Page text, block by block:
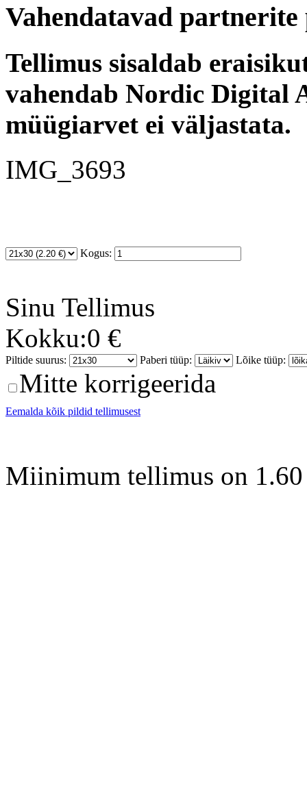
Vahendatavad
Tellimus sisaldab
vahendab Nordic Digital
müügiarvet ei väljastata.
IMG_3693
Kogus:
Sinu Tellimus
Kokku:0 €
Piltide suurus: Paberi tüüp: Lõike tüüp:
Mitte korrigeerida
Eemalda kõik pildid tellimusest
Miinimum tellimus on